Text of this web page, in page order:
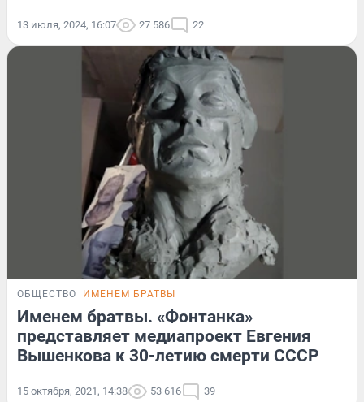
13 июля, 2024, 16:07 27 586 22
ОБЩЕСТВО ИМЕНЕМ БРАТВЫ
Именем братвы. «Фонтанка»
представляет медиапроект Евгения
Вышенкова к 30-летию смерти СССР
15 октября, 2021, 14:38 53 616 39